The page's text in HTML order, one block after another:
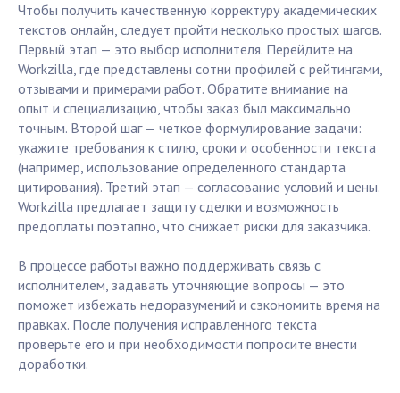
Чтобы получить качественную корректуру академических
текстов онлайн, следует пройти несколько простых шагов.
Первый этап — это выбор исполнителя. Перейдите на
Workzilla, где представлены сотни профилей с рейтингами,
отзывами и примерами работ. Обратите внимание на
опыт и специализацию, чтобы заказ был максимально
точным. Второй шаг — четкое формулирование задачи:
укажите требования к стилю, сроки и особенности текста
(например, использование определённого стандарта
цитирования). Третий этап — согласование условий и цены.
Workzilla предлагает защиту сделки и возможность
предоплаты поэтапно, что снижает риски для заказчика.
В процессе работы важно поддерживать связь с
исполнителем, задавать уточняющие вопросы — это
поможет избежать недоразумений и сэкономить время на
правках. После получения исправленного текста
проверьте его и при необходимости попросите внести
доработки.